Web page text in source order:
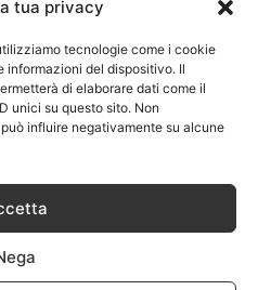
tua privacy
tecnologie come i cookie
informazioni del dispositivo. Il
di elaborare dati come il
unici su questo sito. Non
influire negativamente su alcune